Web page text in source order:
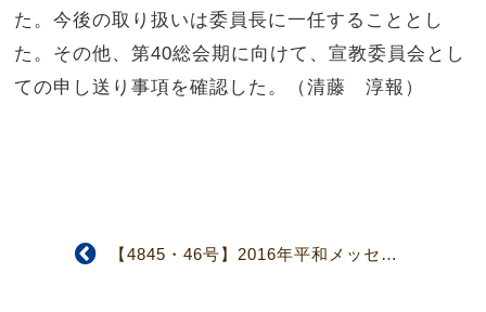
た。今後の取り扱いは委員長に一任することとし
た。その他、第40総会期に向けて、宣教委員会とし
ての申し送り事項を確認した。（清藤 淳報）
【4845・46号】2016年平和メッセージ